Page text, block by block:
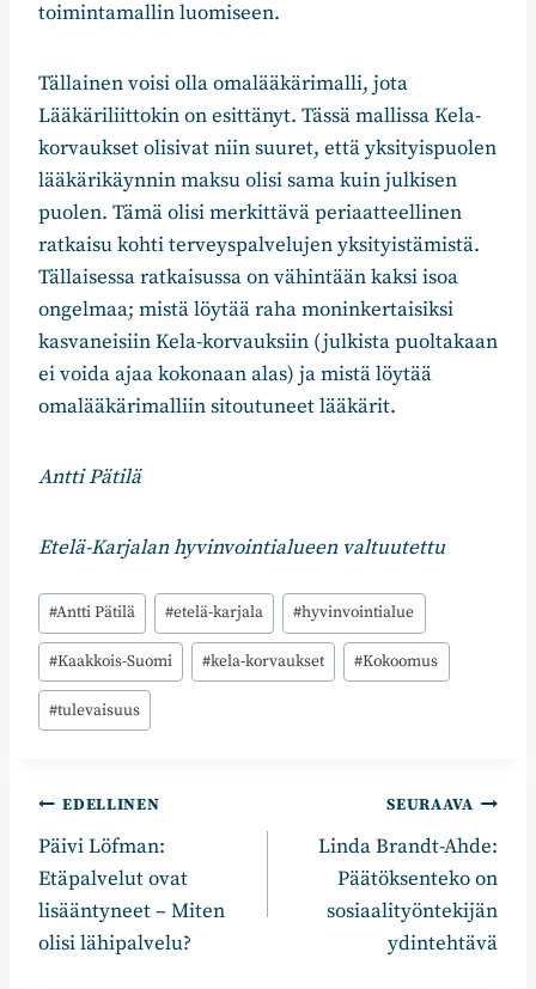
toimintamallin luomiseen.
Tällainen voisi olla omalääkärimalli, jota
Lääkäriliittokin on esittänyt. Tässä mallissa Kela-
korvaukset olisivat niin suuret, että yksityispuolen
lääkärikäynnin maksu olisi sama kuin julkisen
puolen. Tämä olisi merkittävä periaatteellinen
ratkaisu kohti terveyspalvelujen yksityistämistä.
Tällaisessa ratkaisussa on vähintään kaksi isoa
ongelmaa; mistä löytää raha moninkertaisiksi
kasvaneisiin Kela-korvauksiin (julkista puoltakaan
ei voida ajaa kokonaan alas) ja mistä löytää
omalääkärimalliin sitoutuneet lääkärit.
Antti Pätilä
Etelä-Karjalan hyvinvointialueen valtuutettu
Avainsanat:
#Antti Pätilä #etelä-karjala #hyvinvointialue
#Kaakkois-Suomi #kela-korvaukset #Kokoomus
#tulevaisuus
Artikkelien
selaus
EDELLINEN
Päivi Löfman:
Etäpalvelut ovat
lisääntyneet – Miten
olisi lähipalvelu?
SEURAAVA
Linda Brandt-Ahde:
Päätöksenteko on
sosiaalityöntekijän
ydintehtävä